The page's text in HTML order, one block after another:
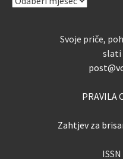
Svoje priče,
slati
PRAVILA
Zahtjev za